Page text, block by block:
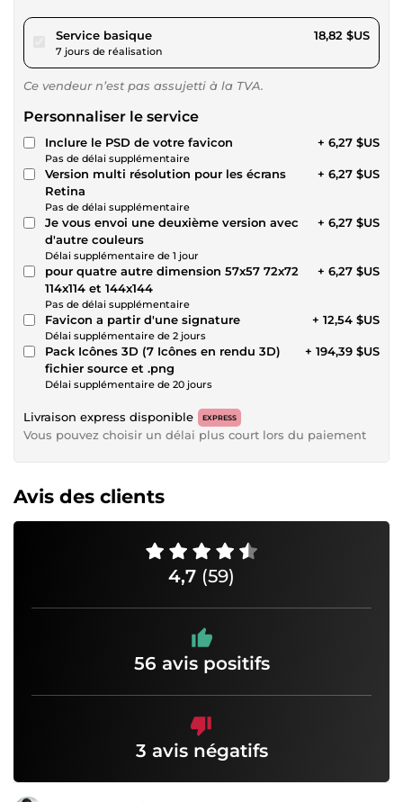
Service basiquepour 17,34 $US
7 jours de réalisation
18,82 $US
Ce vendeur n’est pas assujetti à la TVA.
Personnaliser le service
Inclure le PSD de votre favicon
Pas de délai supplémentaire
+ 6,27 $US
Version multi résolution pour les écrans
Retina
Pas de délai supplémentaire
+ 6,27 $US
Je vous envoi une deuxième version avec
d'autre couleurs
Délai supplémentaire de 1 jour
+ 6,27 $US
pour quatre autre dimension 57x57 72x72
114x114 et 144x144
Pas de délai supplémentaire
+ 6,27 $US
Favicon a partir d'une signature
Délai supplémentaire de 2 jours
+ 12,54 $US
Pack Icônes 3D (7 Icônes en rendu 3D)
fichier source et .png
Délai supplémentaire de 20 jours
+ 194,39 $US
Livraison express disponible EXPRESS
Vous pouvez choisir un délai plus court lors du paiement
Avis des clients
4,7 (59)
56 avis positifs
3 avis négatifs